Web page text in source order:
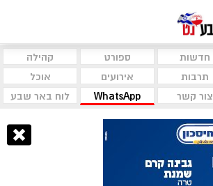
חדשות ספורט
קהילה
תרבות אירועים
אוכל
צור קשר WhatsApp לוח באר שבע